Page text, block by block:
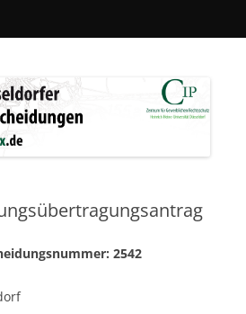
Entscheidungen
2542